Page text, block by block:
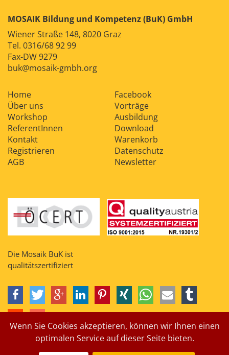
Wenn Sie Cookies akzeptieren, können wir Ihnen einen
optimalen Service auf dieser Seite bieten.
MOSAIK Bildung und Kompetenz (BuK) GmbH
Wiener Straße 148, 8020 Graz
Tel. 0316/68 92 99
Fax-DW 9279
buk@mosaik-gmbh.org
Home
Facebook
Über uns
Vorträge
Workshop
Ausbildung
ReferentInnen
Download
Kontakt
Warenkorb
Registrieren
Datenschutz
AGB
Newsletter
Die Mosaik BuK ist
qualitätszertifiziert